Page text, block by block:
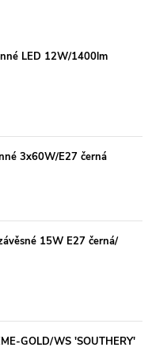
LED 12W/1400lm
3x60W/E27 černá
15W E27 černá/
GOLD/WS 'SOUTHERY'